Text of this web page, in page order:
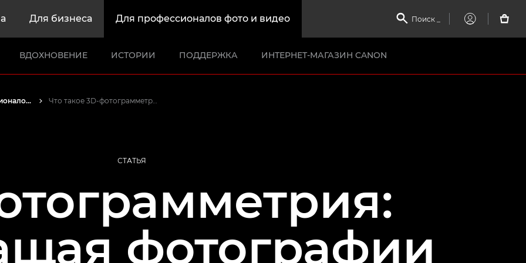
Для бизнеса Для профессионалов фото и видео  Поиск
My

ВДОХНОВЕНИЕ ИСТОРИИ ПОДДЕРЖКА ИНТЕРНЕТ-МАГАЗИН CANON
Истории от профессионалов: вдохновляющие идеи для печати, а также фото- и видеосъемки Что такое 3D-фотограмметрия
СТАТЬЯ
фотографии